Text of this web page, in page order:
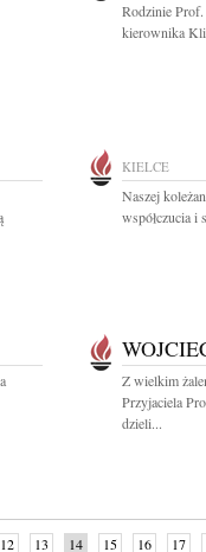
Rodzinie
kierownika
KIELCE
Naszej
współczucia i
Z wielkim
Przyjaciela
dzieli...
12 13 14 15 16 17